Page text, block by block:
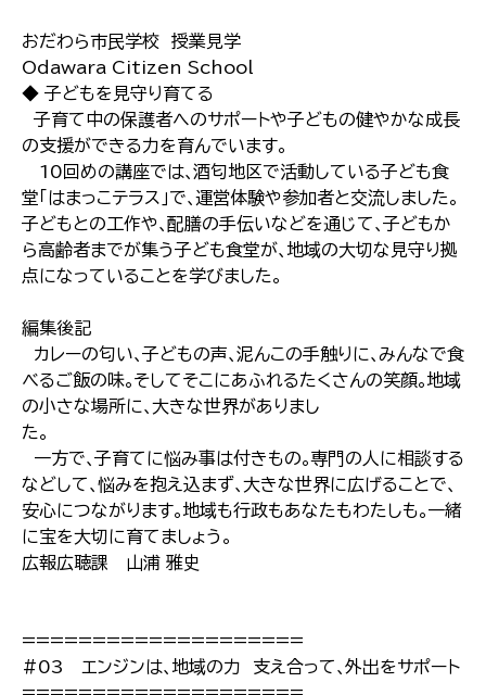
おだわら市民学校 授業見学
Odawara Citizen School
◆ 子どもを見守り育てる
子育て中の保護者へのサポートや子どもの健やかな成長
の支援ができる力を育んでいます｡
10回めの講座では､酒匂地区で活動している子ども食
堂｢はまっこテラス｣で､運営体験や参加者と交流しました｡
子どもとの工作や､配膳の手伝いなどを通じて､子どもか
ら高齢者までが集う子ども食堂が､地域の大切な見守り拠
点になっていることを学びました｡
編集後記
カレーの匂い､子どもの声､泥んこの手触りに､みんなで食
べるご飯の味｡そしてそこにあふれるたくさんの笑顔｡地域
の小さな場所に､大きな世界がありまし
た｡
一方で､子育てに悩み事は付きもの｡専門の人に相談する
などして､悩みを抱え込まず､大きな世界に広げることで､
安心につながります｡地域も行政もあなたもわたしも｡一緒
に宝を大切に育てましょう｡
広報広聴課 山浦 雅史
====================
#03 エンジンは､地域の力 支え合って､外出をサポート